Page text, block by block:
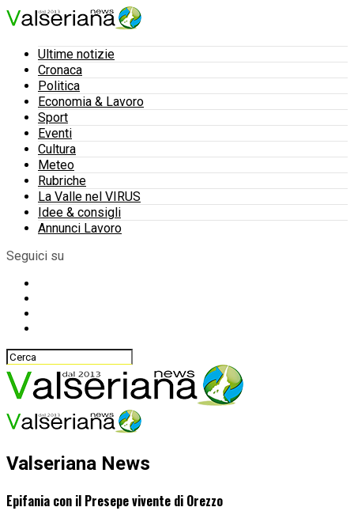
Ultime notizie
Cronaca
Politica
Economia & Lavoro
Sport
Eventi
Cultura
Meteo
Rubriche
La Valle nel VIRUS
Idee & consigli
Annunci Lavoro
Seguici su
Valseriana News
Epifania con il Presepe vivente di Orezzo